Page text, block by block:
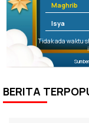
Maghrib
Isya
Tidak ada waktu
BERITA